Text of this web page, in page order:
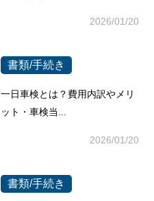
2026/01/20
書類/手続き
一日車検とは？費用内訳やメリ
ット・車検当...
2026/01/20
書類/手続き